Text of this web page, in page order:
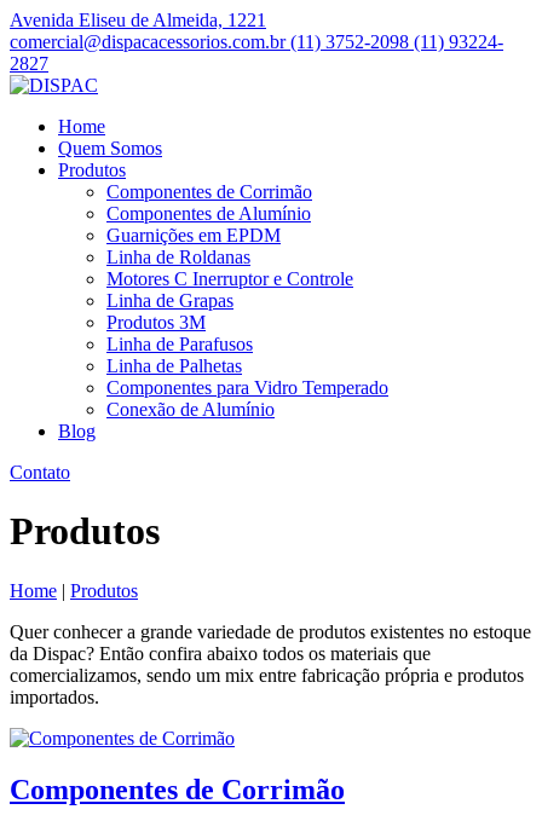
Avenida Eliseu de Almeida, 1221
comercial@dispacacessorios.com.br(11) 3752-2098 (11) 93224-
2827
Home
Quem Somos
Produtos
Componentes de Corrimão
Componentes de Alumínio
Guarnições em EPDM
Linha de Roldanas
Motores C Inerruptor e Controle
Linha de Grapas
Produtos 3M
Linha de Parafusos
Linha de Palhetas
Componentes para Vidro Temperado
Conexão de Alumínio
Blog
Contato
Produtos
Home | Produtos
Quer conhecer a grande variedade de produtos existentes no estoque
da Dispac? Então confira abaixo todos os materiais que
comercializamos, sendo um mix entre fabricação própria e produtos
importados.
Componentes de Corrimão